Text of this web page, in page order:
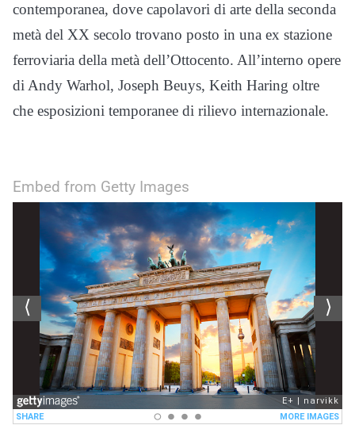
contemporanea, dove capolavori di arte della seconda
metà del XX secolo trovano posto in una ex stazione
ferroviaria della metà dell’Ottocento. All’interno opere
di Andy Warhol, Joseph Beuys, Keith Haring oltre
che esposizioni temporanee di rilievo internazionale.
Embed from Getty Images